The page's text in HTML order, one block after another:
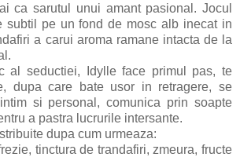
ca sarutul unui amant pasional. Jocul
subtil pe un fond de mosc alb inecat in
a carui aroma ramane intacta de la
al seductiei, Idylle face primul pas, te
dupa care bate usor in retragere, se
si personal, comunica prin soapte
a pastra lucrurile intersante.
dupa cum urmeaza:
tinctura de trandafiri, zmeura, fructe